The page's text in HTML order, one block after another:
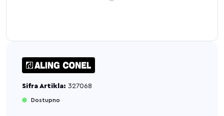
Sifra Artikla: 327068
Dostupno